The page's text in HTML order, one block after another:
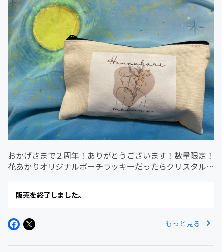
おかげさまで２周年！ありがとうございます！数量限定！
花あかりオリジナルポーチラッキーだったらクリスタル入
販売を終了しました。
もっと見る